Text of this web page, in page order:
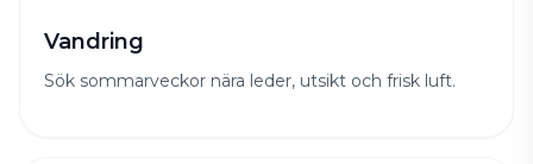
Vandring
Sök sommarveckor nära leder, utsikt och frisk luft.